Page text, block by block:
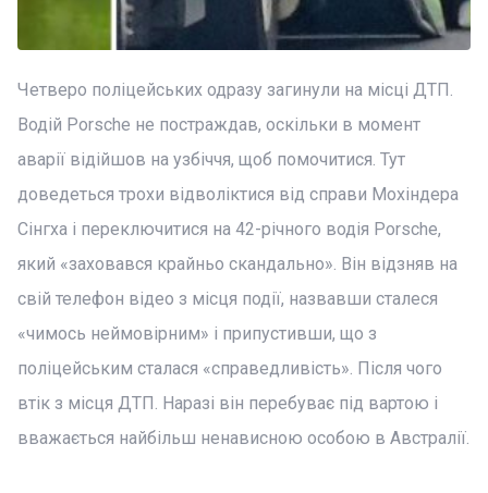
Четверо поліцейських одразу загинули на місці ДТП.
Водій Porsche не постраждав, оскільки в момент
аварії відійшов на узбіччя, щоб помочитися. Тут
доведеться трохи відволіктися від справи Мохіндера
Сінгха і переключитися на 42-річного водія Porsche,
який «заховався крайньо скандально». Він відзняв на
свій телефон відео з місця події, назвавши сталеся
«чимось неймовірним» і припустивши, що з
поліцейським сталася «справедливість». Після чого
втік з місця ДТП. Наразі він перебуває під вартою і
вважається найбільш ненависною особою в Австралії.